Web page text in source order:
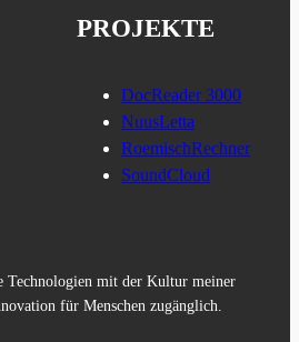
PROJEKTE
DocReader 3000
NuusLetta
RoemischRechner
SoundCloud
Technologien mit der Kultur meiner
für Menschen zugänglich.